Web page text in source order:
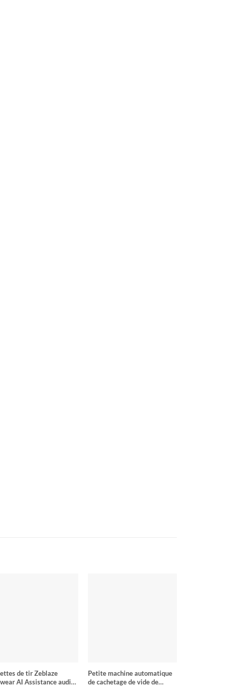
de tir Zeblaze
AI Assistance audio
Petite machine automatique
de cachetage de vide de